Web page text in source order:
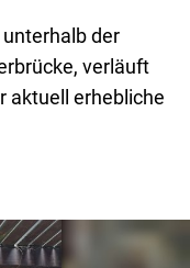
Schutzhütten
Anlegezeiten
der
verläuft
aktuell erhebliche